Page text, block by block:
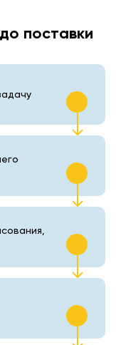
поставки